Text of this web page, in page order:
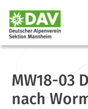
MW18-03
nach